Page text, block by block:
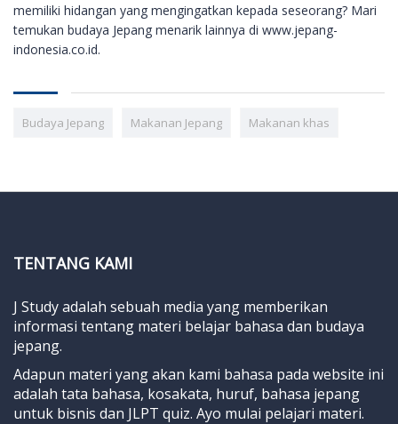
memiliki hidangan yang mengingatkan kepada seseorang? Mari
temukan budaya Jepang menarik lainnya di www.jepang-
indonesia.co.id.
Budaya Jepang Makanan Jepang Makanan khas
TENTANG KAMI
J Study adalah sebuah media yang memberikan
informasi tentang materi belajar bahasa dan budaya
jepang.
Adapun materi yang akan kami bahasa pada website ini
adalah tata bahasa, kosakata, huruf, bahasa jepang
untuk bisnis dan JLPT quiz. Ayo mulai pelajari materi.